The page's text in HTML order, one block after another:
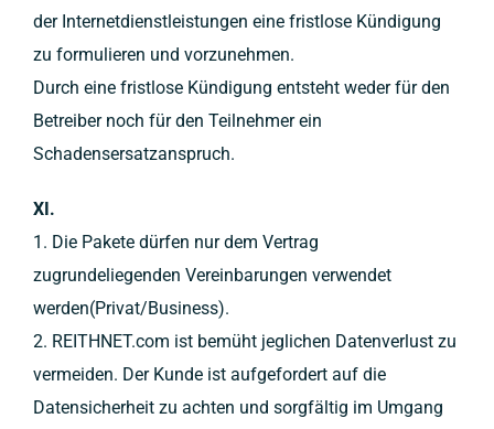
der Internetdienstleistungen eine fristlose Kündigung
zu formulieren und vorzunehmen.
Durch eine fristlose Kündigung entsteht weder für den
Betreiber noch für den Teilnehmer ein
Schadensersatzanspruch.
XI.
1. Die Pakete dürfen nur dem Vertrag
zugrundeliegenden Vereinbarungen verwendet
werden(Privat/Business).
2. REITHNET.com ist bemüht jeglichen Datenverlust zu
vermeiden. Der Kunde ist aufgefordert auf die
Datensicherheit zu achten und sorgfältig im Umgang